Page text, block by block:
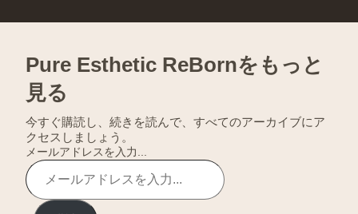
Pure Esthetic ReBornをもっと
見る
今すぐ購読し、続きを読んで、すべてのアーカイブにア
クセスしましょう。
メールアドレスを入力...